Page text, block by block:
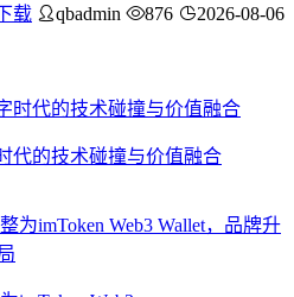
载 qbadmin 876 2026-08-06
代的技术碰撞与价值融合